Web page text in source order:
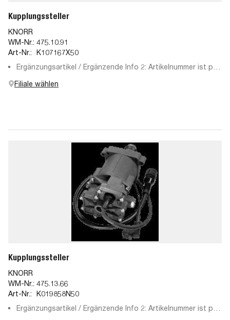
Kupplungssteller
KNORR
WM-Nr.: 475.10.91
Art-Nr.: K107167X50
Ergänzungsartikel / Ergänzende Info 2: Artikelnummer ist per
Filiale wählen
Kupplungssteller
KNORR
WM-Nr.: 475.13.66
Art-Nr.: K019858N50
Ergänzungsartikel / Ergänzende Info 2: Artikelnummer ist per